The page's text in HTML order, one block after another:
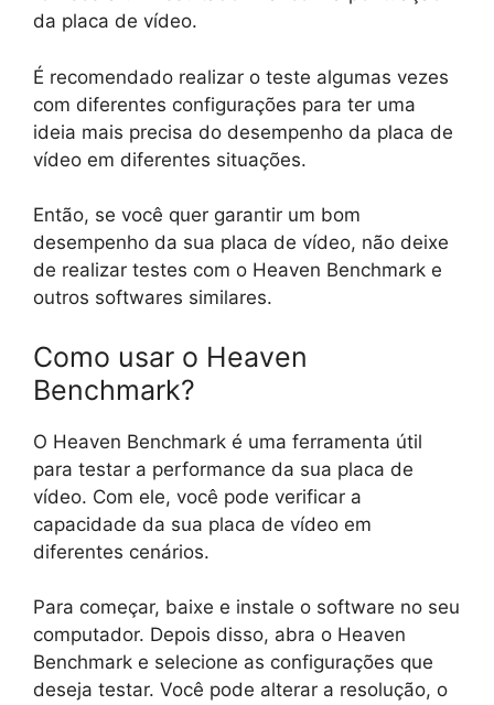
da placa de vídeo.
É recomendado realizar o teste algumas vezes
com diferentes configurações para ter uma
ideia mais precisa do desempenho da placa de
vídeo em diferentes situações.
Então, se você quer garantir um bom
desempenho da sua placa de vídeo, não deixe
de realizar testes com o Heaven Benchmark e
outros softwares similares.
Como usar o Heaven
Benchmark?
O Heaven Benchmark é uma ferramenta útil
para testar a performance da sua placa de
vídeo. Com ele, você pode verificar a
capacidade da sua placa de vídeo em
diferentes cenários.
Para começar, baixe e instale o software no seu
computador. Depois disso, abra o Heaven
Benchmark e selecione as configurações que
deseja testar. Você pode alterar a resolução, o